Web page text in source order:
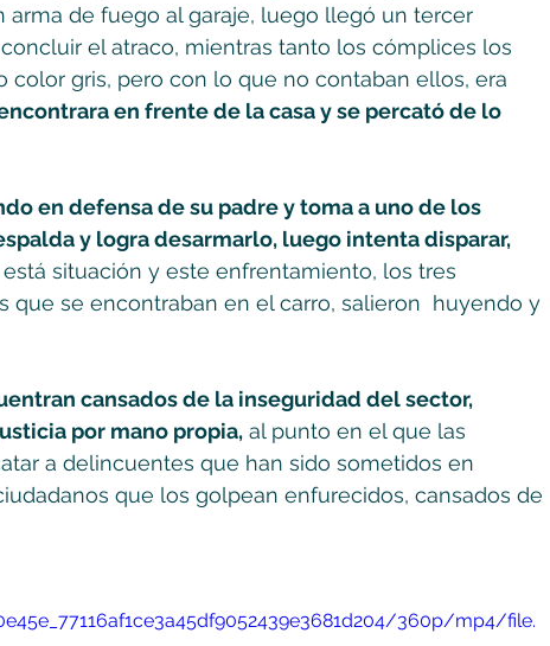
de fuego al garaje, luego llegó un tercer
el atraco, mientras tanto los cómplices los
color gris, pero con lo que no contaban ellos, era
en frente de la casa y se percató de lo
en defensa de su padre y toma a uno de los
y logra desarmarlo, luego intenta disparar,
situación y este enfrentamiento, los tres
que se encontraban en el carro, salieron  huyendo y
cansados de la inseguridad del sector,
por mano propia, al punto en el que las
a delincuentes que han sido sometidos en
que los golpean enfurecidos, cansados de
360p/mp4/file.